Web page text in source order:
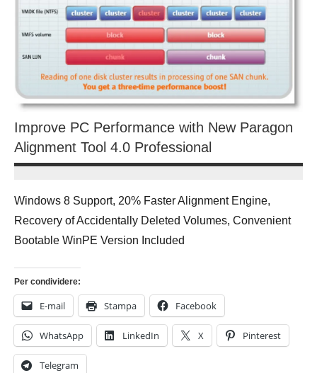
Improve PC Performance with New Paragon
Alignment Tool 4.0 Professional
Novembre
Bassanelli
Windows 8 Support, 20% Faster Alignment Engine,
Recovery of Accidentally Deleted Volumes, Convenient
Bootable WinPE Version Included
Per condividere:
E-mail Stampa Facebook
WhatsApp LinkedIn X Pinterest
Telegram